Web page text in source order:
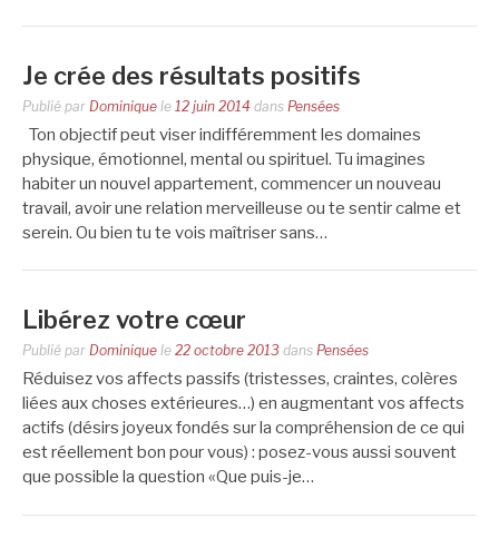
Je crée des résultats positifs
Publié par Dominique le 12 juin 2014 dans Pensées
Ton objectif peut viser indifféremment les domaines
physique, émotionnel, mental ou spirituel. Tu imagines
habiter un nouvel appartement, commencer un nouveau
travail, avoir une relation merveilleuse ou te sentir calme et
serein. Ou bien tu te vois maîtriser sans…
Libérez votre cœur
Publié par Dominique le 22 octobre 2013 dans Pensées
Réduisez vos affects passifs (tristesses, craintes, colères
liées aux choses extérieures…) en augmentant vos affects
actifs (désirs joyeux fondés sur la compréhension de ce qui
est réellement bon pour vous) : posez-vous aussi souvent
que possible la question «Que puis-je…